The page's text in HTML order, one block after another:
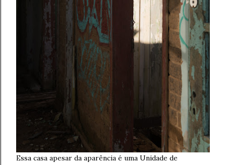
Essa casa apesar da aparência é uma Unidade de